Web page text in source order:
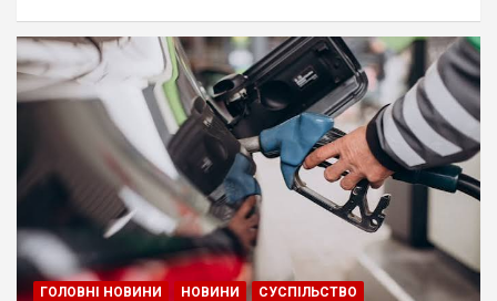
ГОЛОВНІ НОВИНИ НОВИНИ СУСПІЛЬСТВО